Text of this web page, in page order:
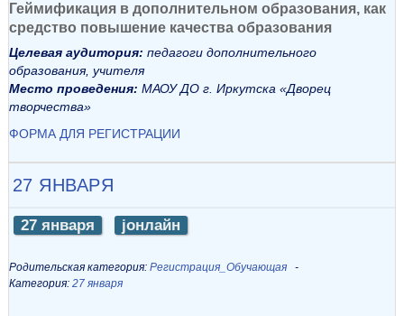
Геймификация в дополнительном образования, как
средство повышение качества образования
Целевая аудитория: педагоги дополнительного
образования, учителя
Место проведения: МАОУ ДО г. Иркутска «Дворец
творчества»
ФОРМА ДЛЯ РЕГИСТРАЦИИ
27 ЯНВАРЯ
27 января jонлайн
Родительская категория: Регистрация_Обучающая
Категория: 27 января